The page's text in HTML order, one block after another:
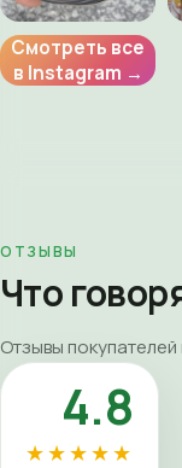
Смотреть все
в Instagram →
ОТЗЫВЫ
Что
Отзывы покупателей
4.8
★★★★★